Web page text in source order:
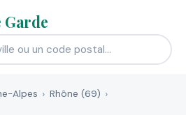
Garde
Alpes
Rhône (69)